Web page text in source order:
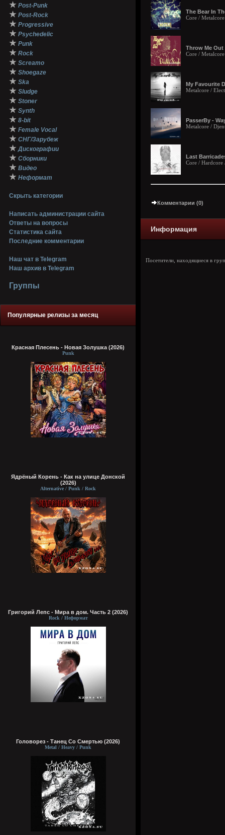
★ Post-Punk
★ Post-Rock
★ Progressive
★ Psychedelic
★ Punk
★ Rock
★ Screamo
★ Shoegaze
★ Ska
★ Sludge
★ Stoner
★ Synth
★ 8-bit
★ Female Vocal
★ СНГ/Зарубеж
★ Дискографии
★ Сборники
★ Видео
★ Неформат
Скрыть категории
Написать администрации сайта
Ответы на вопросы
Статистика сайта
Последние комментарии
Наш чат в Telegram
Наш архив в Telegram
Группы
Популярные релизы за месяц
Красная Плесень - Новая Золушка (2026)
Punk
Ядрёный Корень - Как на улице Донской
(2026)
Alternative / Punk / Rock
Григорий Лепс - Мира в дом. Часть 2 (2026)
Rock / Неформат
Головорез - Tанец Со Смертью (2026)
Metal / Heavy / Punk
The Bear In
Core / Metalcore
Throw Me Out
Core /
My Favourite
Metalcore /
PasserBy -
Metalcore /
Last
Core / Hardcore
Комментарии (0)
Информация
Посетители, находящиеся в